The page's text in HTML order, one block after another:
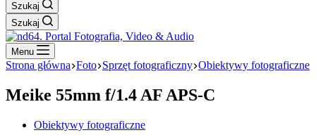
Szukaj
Szukaj
Menu
Strona główna Foto Sprzęt fotograficzny Obiektywy fotograficzne
Meike 55mm f/1.4 AF APS-C
Obiektywy fotograficzne